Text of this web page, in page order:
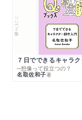
シリーズ・全集
─想像って役立つの？
名取佐和子著